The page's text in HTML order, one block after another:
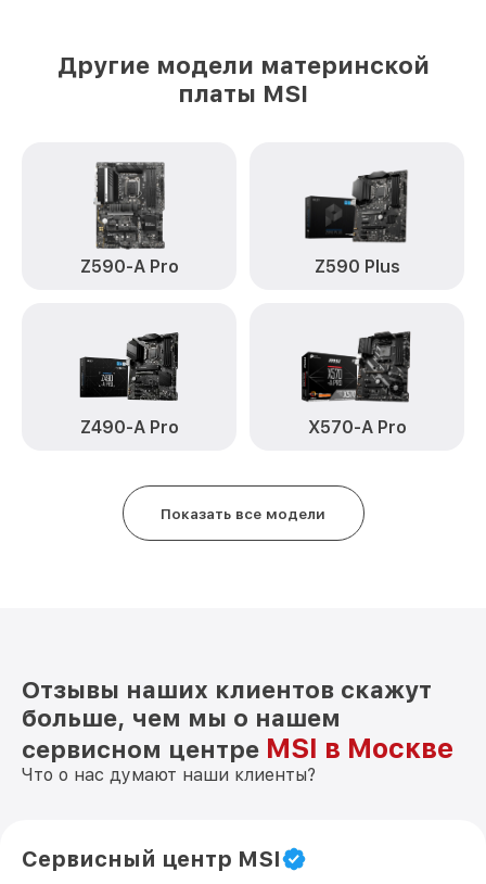
Другие модели материнской
платы MSI
Z590-A Pro Z590 Plus
Z490-A Pro X570-A Pro
Показать все модели
Отзывы наших клиентов скажут
больше, чем мы о нашем
сервисном центре MSI в Москве
Что о нас думают наши клиенты?
Сервисный центр MSI